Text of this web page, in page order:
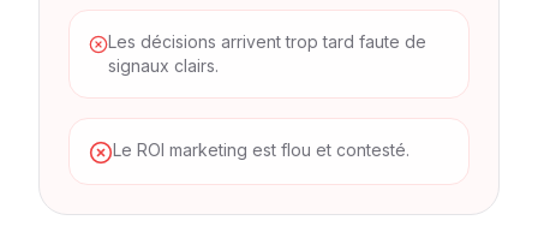
Les décisions arrivent trop tard faute de
signaux clairs.
Le ROI marketing est flou et contesté.